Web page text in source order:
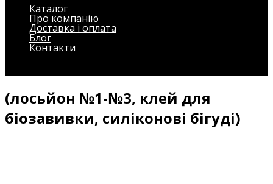
Каталог
Про компанію
Доставка і оплата
Блог
Контакти
(лосьйон №1-№3, клей для
біозавивки, силіконові бігуді)